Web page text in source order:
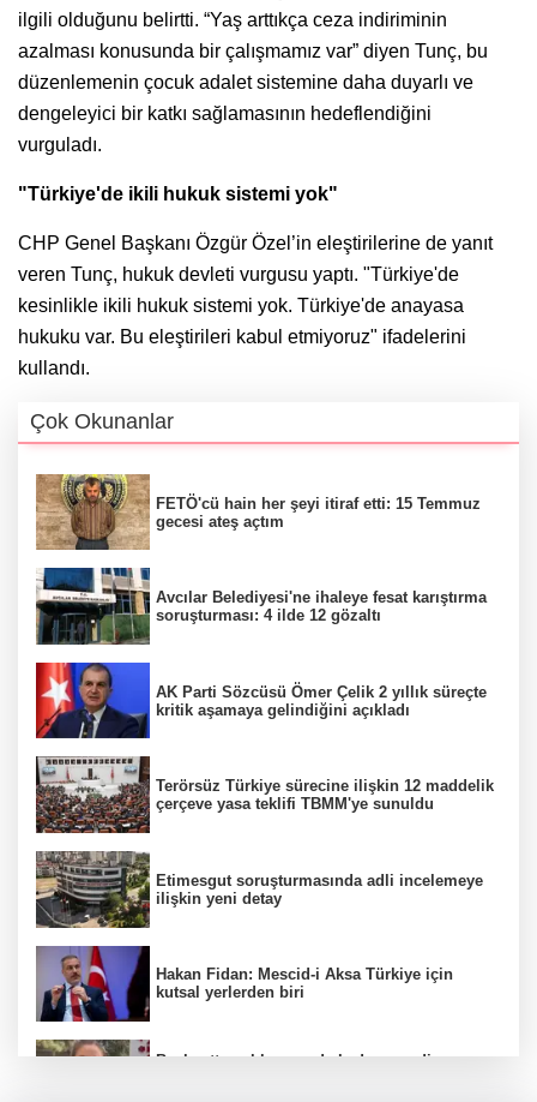
ilgili olduğunu belirtti. “Yaş arttıkça ceza indiriminin
azalması konusunda bir çalışmamız var” diyen Tunç, bu
düzenlemenin çocuk adalet sistemine daha duyarlı ve
dengeleyici bir katkı sağlamasının hedeflendiğini
vurguladı.
"Türkiye'de ikili hukuk sistemi yok"
CHP Genel Başkanı Özgür Özel’in eleştirilerine de yanıt
veren Tunç, hukuk devleti vurgusu yaptı. "Türkiye'de
kesinlikle ikili hukuk sistemi yok. Türkiye'de anayasa
hukuku var. Bu eleştirileri kabul etmiyoruz" ifadelerini
kullandı.
Çok Okunanlar
FETÖ'cü hain her şeyi itiraf etti: 15 Temmuz
gecesi ateş açtım
Avcılar Belediyesi'ne ihaleye fesat karıştırma
soruşturması: 4 ilde 12 gözaltı
AK Parti Sözcüsü Ömer Çelik 2 yıllık süreçte
kritik aşamaya gelindiğini açıkladı
Terörsüz Türkiye sürecine ilişkin 12 maddelik
çerçeve yasa teklifi TBMM'ye sunuldu
Etimesgut soruşturmasında adli incelemeye
ilişkin yeni detay
Hakan Fidan: Mescid-i Aksa Türkiye için
kutsal yerlerden biri
Başkentte yol kenarında kadın cesedi